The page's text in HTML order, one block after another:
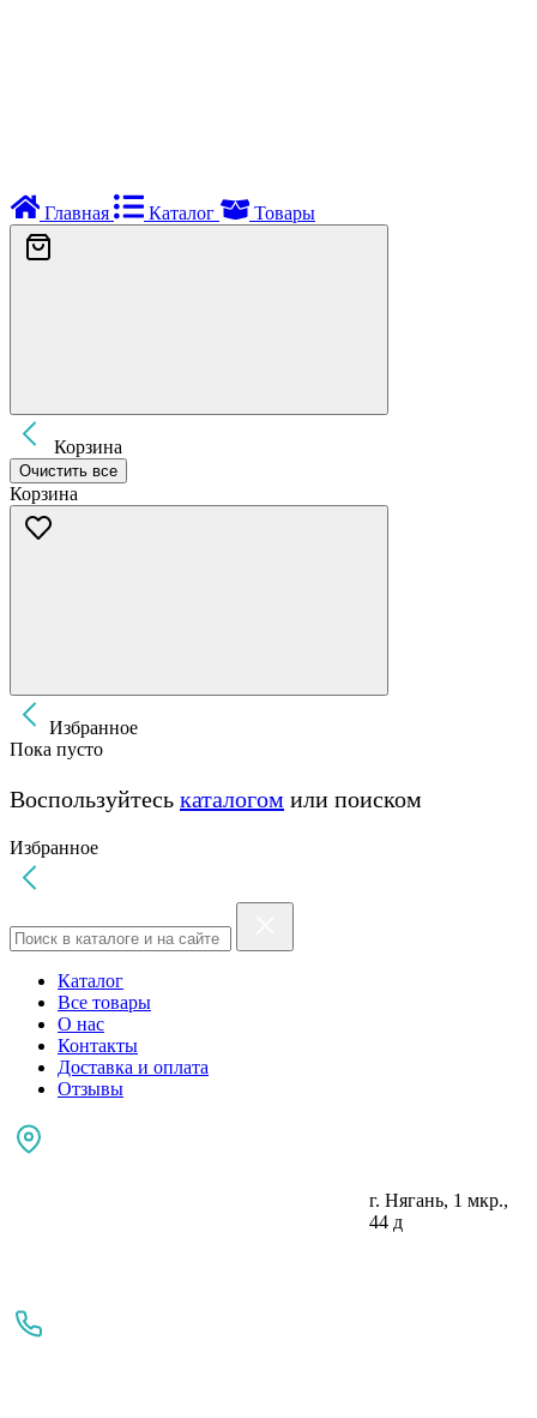
Главная Каталог Товары
Корзина
Очистить все
Корзина
Избранное
Пока пусто
Воспользуйтесь каталогом или поиском
Избранное
Каталог
Все товары
О нас
Контакты
Доставка и оплата
Отзывы
г. Нягань, 1 мкр.,
44 д